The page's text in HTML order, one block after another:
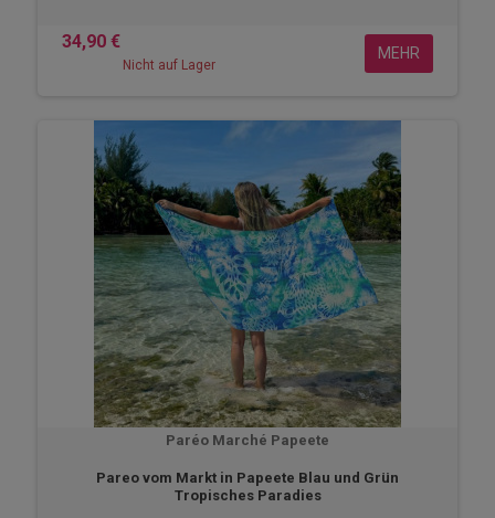
34,90 €
Nicht auf Lager
MEHR
Paréo Marché Papeete
Pareo vom Markt in Papeete Blau und Grün
Tropisches Paradies